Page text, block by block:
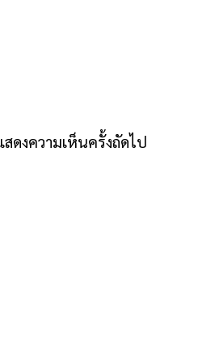
ดงความเห็นครั้งถัดไป